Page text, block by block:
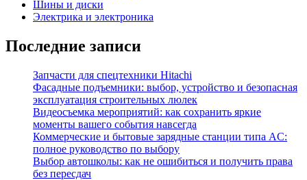
Шины и диски
Электрика и электроника
Последние записи
Запчасти для спецтехники Hitachi
Фасадные подъемники: выбор, устройство и безопасная
эксплуатация строительных люлек
Видеосъемка мероприятий: как сохранить яркие
моменты вашего события навсегда
Коммерческие и бытовые зарядные станции типа AC:
полное руководство по выбору
Выбор автошколы: как не ошибиться и получить права
без пересдач